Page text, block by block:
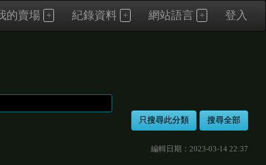
的賣場 紀錄資料 網站語言 登入
編輯日期：2023-03-14 22:37